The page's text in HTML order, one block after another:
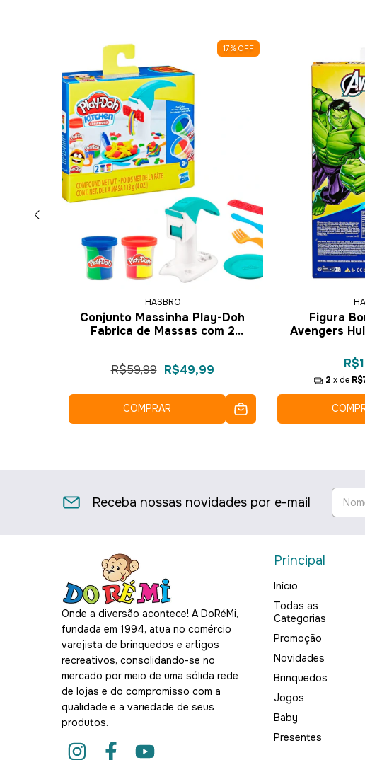
17% OFF
HASBRO
Conjunto Massinha Play-Doh
Fabrica de Massas com 2
R$59,99 R$49,99
COMPRAR
Figura
Avengers
2 x de
Receba nossas novidades por e-mail
Onde a diversão acontece! A DoRéMi,
fundada em 1994, atua no comércio
varejista de brinquedos e artigos
recreativos, consolidando-se no
mercado por meio de uma sólida rede
de lojas e do compromisso com a
qualidade e a variedade de seus
produtos.
Principal
Início
Todas as
Categorias
Promoção
Novidades
Brinquedos
Jogos
Baby
Presentes